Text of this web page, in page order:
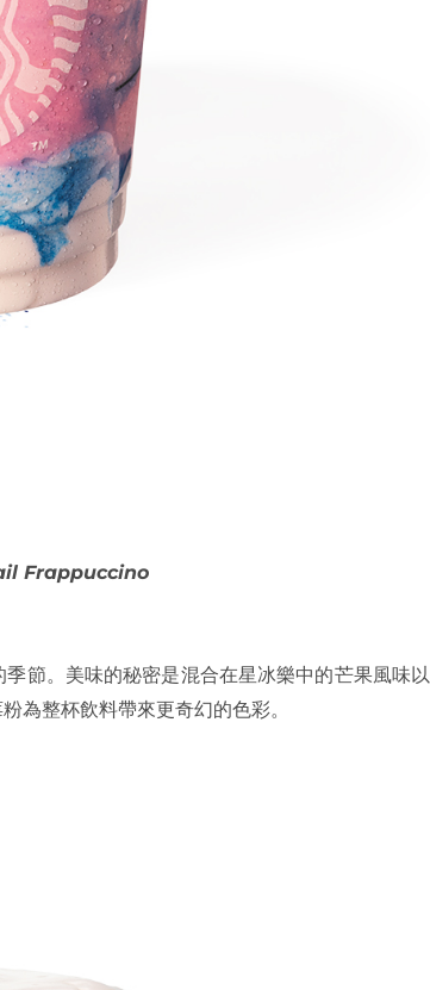
Frappuccino
節。美味的秘密是混合在星冰樂中的芒果風味以
為整杯飲料帶來更奇幻的色彩。